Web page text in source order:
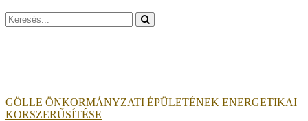
Search
for:
GÖLLE ÖNKORMÁNYZATI ÉPÜLETÉNEK ENERGETIKAI
KORSZERŰSÍTÉSE